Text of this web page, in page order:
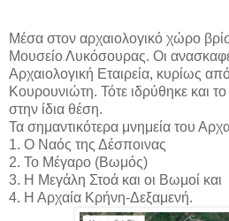
Μέσα στον αρχαιολογικό χώρο
Μουσείο Λυκόσουρας. Οι
Αρχαιολογική Εταιρεία, κυρίως
Κουρουνιώτη. Τότε ιδρύθηκε και
στην ίδια θέση.
Τα σημαντικότερα μνημεία του
1. Ο Ναός της Δέσποινας
2. Το Μέγαρο (Βωμός)
3. Η Μεγάλη Στοά και οι Βωμοί και
4. Η Αρχαία Κρήνη-Δεξαμενή.